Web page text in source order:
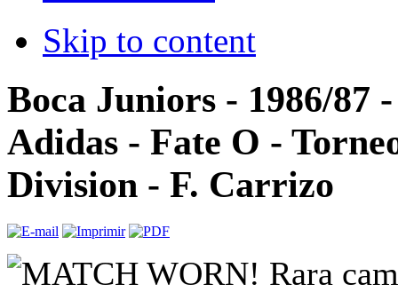
Skip to content
Boca Juniors - 1986/87
Adidas - Fate O -
Division - F. Carrizo